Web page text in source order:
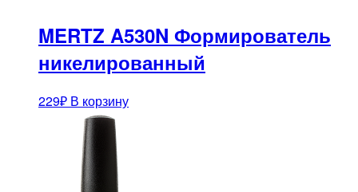
MERTZ A530N Формирователь
никелированный
229₽ В корзину